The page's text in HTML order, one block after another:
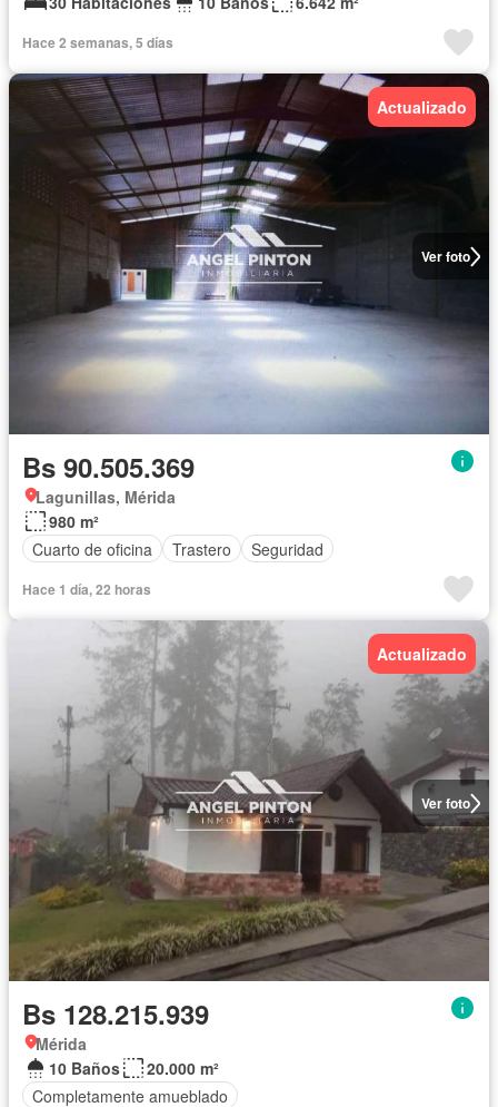
Hace 2 semanas, 5 días
Ver foto
Actualizado
Bs 90.505.369
Lagunillas, Mérida
980 m²
Cuarto de oficina
Trastero Seguridad
Hace 1 día, 22 horas
Ver foto
Actualizado
Bs 128.215.939
Mérida
10 Baños
20.000 m²
Completamente amueblado